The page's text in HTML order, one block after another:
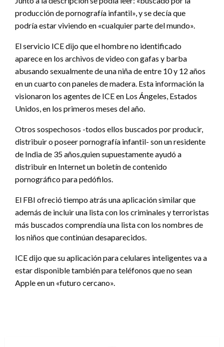
producción de pornografía infantil», y se decía que
podría estar viviendo en «cualquier parte del mundo».
El servicio ICE dijo que el hombre no identificado
aparece en los archivos de video con gafas y barba
abusando sexualmente de una niña de entre 10 y 12 años
en un cuarto con paneles de madera. Esta información la
visionaron los agentes de ICE en Los Ángeles, Estados
Unidos, en los primeros meses del año.
Otros sospechosos -todos ellos buscados por producir,
distribuir o poseer pornografía infantil- son un residente
de India de 35 años,quien supuestamente ayudó a
distribuir en Internet un boletín de contenido
pornográfico para pedófilos.
El FBI ofreció tiempo atrás una aplicación similar que
además de incluir una lista con los criminales y terroristas
más buscados comprendía una lista con los nombres de
los niños que continúan desaparecidos.
ICE dijo que su aplicación para celulares inteligentes va a
estar disponible también para teléfonos que no sean
Apple en un «futuro cercano».